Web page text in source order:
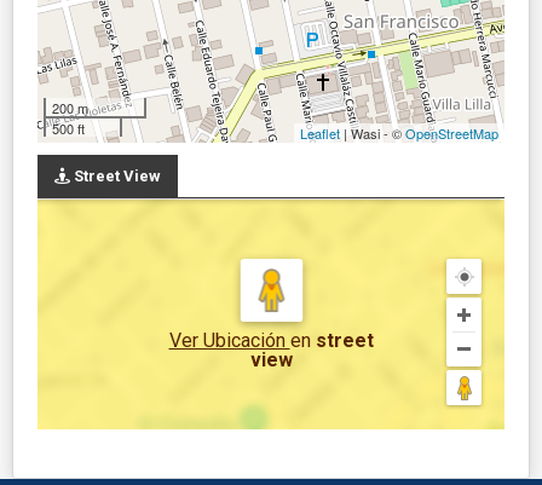
200 m
500 ft
Leaflet | Wasi - ©OpenStreetMap
Street View
Ver Ubicación en street
view